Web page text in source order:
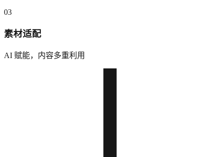
03
素材适配
AI 赋能，内容多重利用